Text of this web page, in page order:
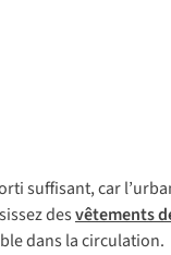
suffisant, car
desvêtements
dans la circulation.